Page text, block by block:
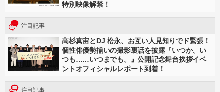
特別映像解禁！
注目記事
高杉真宙とDJ 松永、お互い人見知りでド緊張！
個性俳優勢揃いの撮影裏話を披露『いつか、い
つも……いつまでも。』公開記念舞台挨拶イベ
ントオフィシャルレポート到着！
注目記事